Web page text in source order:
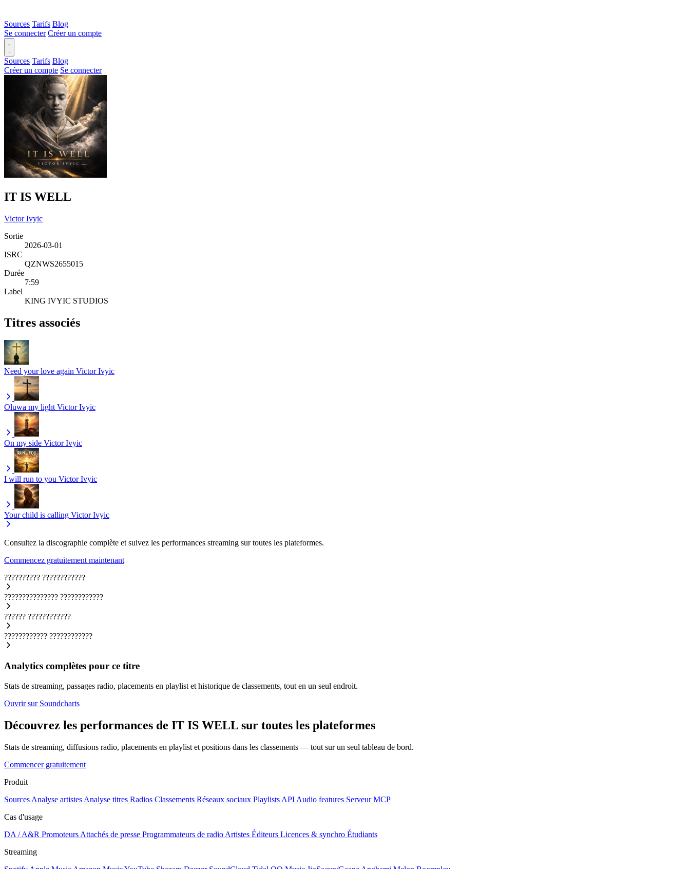
Sources Tarifs Blog
Se connecter Créer un compte
Sources Tarifs Blog
Créer un compte Se connecter
IT IS WELL
Victor Ivyic
Sortie
2026-03-01
ISRC
QZNWS2655015
Durée
7:59
Label
KING IVYIC STUDIOS
Titres associés
Need your love again Victor Ivyic
Oluwa my light Victor Ivyic
On my side Victor Ivyic
I will run to you Victor Ivyic
Your child is calling Victor Ivyic
Consultez la discographie complète et suivez les performances streaming sur toutes les plateformes.
Commencez gratuitement maintenant
?????????? ????????????
??????????????? ????????????
?????? ????????????
???????????? ????????????
Analytics complètes pour ce titre
Stats de streaming, passages radio, placements en playlist et historique de classements, tout en un seul endroit.
Ouvrir sur Soundcharts
Découvrez les performances de IT IS WELL sur toutes les plateformes
Stats de streaming, diffusions radio, placements en playlist et positions dans les classements — tout sur un seul tableau de bord.
Commencer gratuitement
Produit
Sources Analyse artistes Analyse titres Radios Classements Réseaux sociaux Playlists API Audio features Serveur MCP
Cas d'usage
DA / A&R Promoteurs Attachés de presse Programmateurs de radio Artistes Éditeurs Licences & synchro Étudiants
Streaming